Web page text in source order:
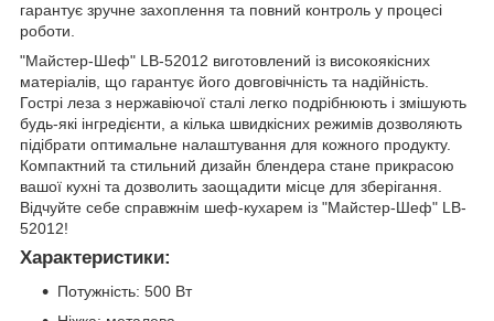
гарантує зручне захоплення та повний контроль у процесі
роботи.
"Майстер-Шеф" LB-52012 виготовлений із високоякісних
матеріалів, що гарантує його довговічність та надійність.
Гострі леза з нержавіючої сталі легко подрібнюють і змішують
будь-які інгредієнти, а кілька швидкісних режимів дозволяють
підібрати оптимальне налаштування для кожного продукту.
Компактний та стильний дизайн блендера стане прикрасою
вашої кухні та дозволить заощадити місце для зберігання.
Відчуйте себе справжнім шеф-кухарем із "Майстер-Шеф" LB-
52012!
Характеристики:
Потужність: 500 Вт